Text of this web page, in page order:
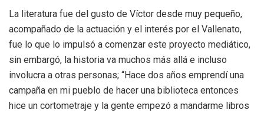
La literatura fue del gusto de Víctor desde muy pequeño,
acompañado de la actuación y el interés por el Vallenato,
fue lo que lo impulsó a comenzar este proyecto mediático,
sin embargó, la historia va muchos más allá e incluso
involucra a otras personas; “Hace dos años emprendí una
campaña en mi pueblo de hacer una biblioteca entonces
hice un cortometraje y la gente empezó a mandarme libros